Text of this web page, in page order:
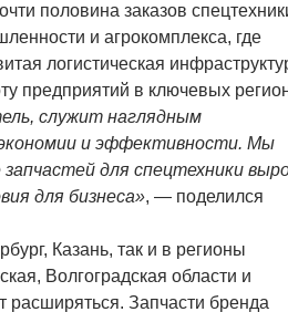
половина заказов
и агрокомплекса, где
логистическая
предприятий в ключевых
служит наглядным
и эффективности. Мы
для спецтехники
для бизнеса», — поделился
Казань, так и в регионы
Волгоградская области и
расширяться. Запчасти бренда